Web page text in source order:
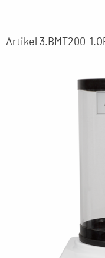
Artikel 3.BMT200-